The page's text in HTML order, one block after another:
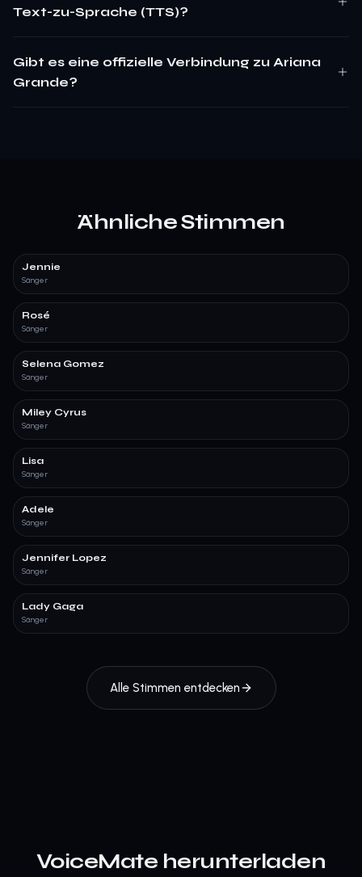
Text-zu-Sprache (TTS)?
Gibt es eine offizielle Verbindung zu Ariana
Grande?
Ähnliche Stimmen
Jennie
Sänger
Rosé
Sänger
Selena Gomez
Sänger
Miley Cyrus
Sänger
Lisa
Sänger
Adele
Sänger
Jennifer Lopez
Sänger
Lady Gaga
Sänger
Alle Stimmen entdecken
VoiceMate herunterladen